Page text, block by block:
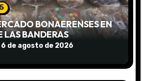
BONAERENSES EN
LAS BANDERAS
6 de agosto de 2026